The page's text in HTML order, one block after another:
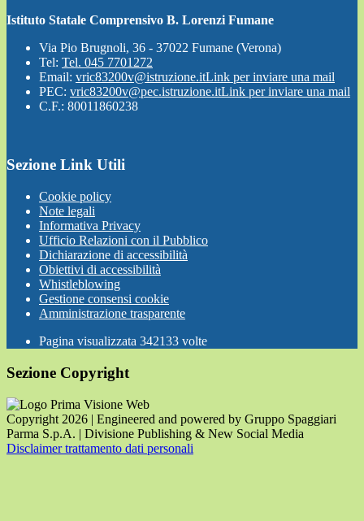
Istituto Statale Comprensivo B. Lorenzi Fumane
Via Pio Brugnoli, 36 - 37022 Fumane (Verona)
Tel: Tel. 045 7701272
Email: vric83200v@istruzione.itLink per inviare una mail
PEC: vric83200v@pec.istruzione.itLink per inviare una mail
C.F.: 80011860238
Sezione Link Utili
Cookie policy
Note legali
Informativa Privacy
Ufficio Relazioni con il Pubblico
Dichiarazione di accessibilità
Obiettivi di accessibilità
Whistleblowing
Gestione consensi cookie
Amministrazione trasparente
Pagina visualizzata 342133 volte
Sezione Copyright
Copyright 2026 | Engineered and powered by Gruppo Spaggiari
Parma S.p.A. | Divisione Publishing & New Social Media
Disclaimer trattamento dati personali